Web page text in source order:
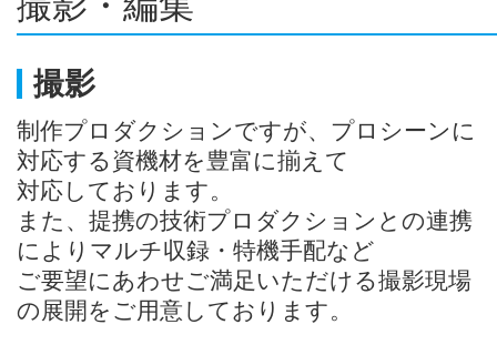
撮影
制作プロダクションですが、プロシーンに
対応する資機材を豊富に揃えて
対応しております。
また、提携の技術プロダクションとの連携
によりマルチ収録・特機手配など
ご要望にあわせご満足いただける撮影現場
の展開をご用意しております。